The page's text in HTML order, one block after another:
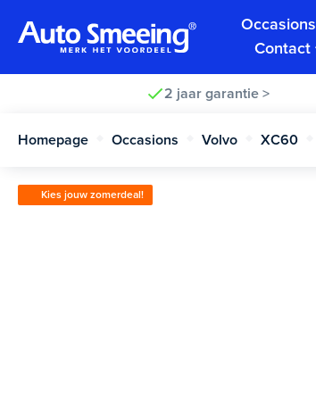
Occasions
Contact
2 jaar garantie >
Homepage Occasions Volvo XC60
Kies jouw zomerdeal!